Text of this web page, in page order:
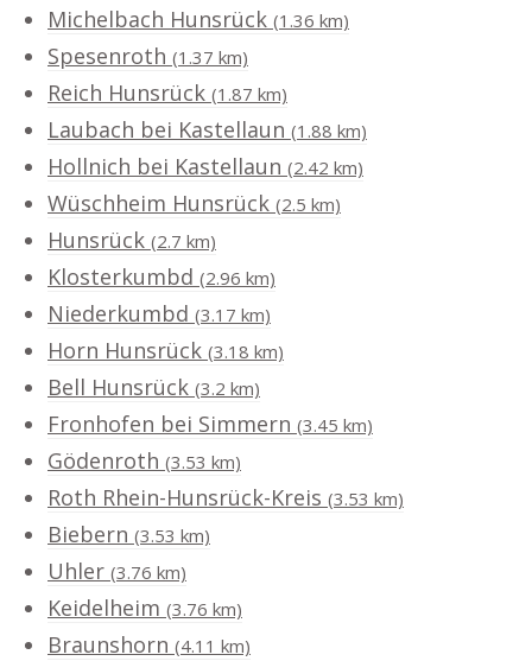
Michelbach Hunsrück (1.36 km)
Spesenroth (1.37 km)
Reich Hunsrück (1.87 km)
Laubach bei Kastellaun (1.88 km)
Hollnich bei Kastellaun (2.42 km)
Wüschheim Hunsrück (2.5 km)
Hunsrück (2.7 km)
Klosterkumbd (2.96 km)
Niederkumbd (3.17 km)
Horn Hunsrück (3.18 km)
Bell Hunsrück (3.2 km)
Fronhofen bei Simmern (3.45 km)
Gödenroth (3.53 km)
Roth Rhein-Hunsrück-Kreis (3.53 km)
Biebern (3.53 km)
Uhler (3.76 km)
Keidelheim (3.76 km)
Braunshorn (4.11 km)